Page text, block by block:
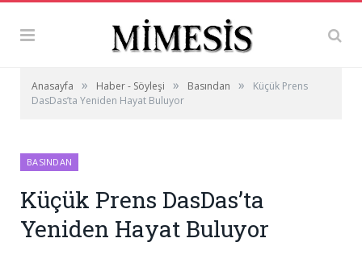
Anasayfa » Haber - Söyleşi » Basından »
Küçük Prens
DasDas’ta Yeniden Hayat Buluyor
BASINDAN
Küçük Prens DasDas’ta
Yeniden Hayat Buluyor